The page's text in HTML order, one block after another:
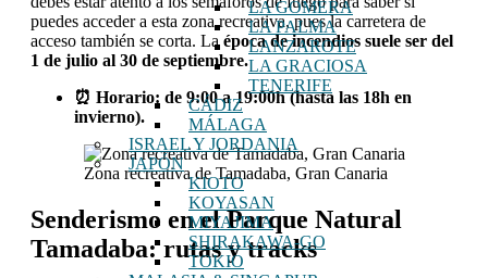
LA GOMERA
LA PALMA
LANZAROTE
LA GRACIOSA
TENERIFE
CÁDIZ
MÁLAGA
ISRAEL Y JORDANIA
JAPÓN
KIOTO
KOYASAN
MIYAJIMA
SHIRAKAWA-GO
TOKIO
puedes acceder a esta zona recreativa, pues la carretera de
acceso también se corta. Laépoca de incendios suele ser del
1 de julio al 30 de septiembre.
⏰ Horario: de 9:00 a 19:00h (hasta las 18h en
invierno).
Zona recreativa de Tamadaba, Gran Canaria
Senderismo en el Parque Natural
Tamadaba: rutas y tracks